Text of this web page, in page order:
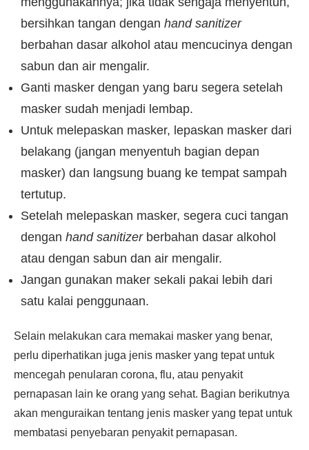
bersihkan tangan dengan hand sanitizer
berbahan dasar alkohol atau mencucinya dengan
sabun dan air mengalir.
Ganti masker dengan yang baru segera setelah
masker sudah menjadi lembap.
Untuk melepaskan masker, lepaskan masker dari
belakang (jangan menyentuh bagian depan
masker) dan langsung buang ke tempat sampah
tertutup.
Setelah melepaskan masker, segera cuci tangan
dengan hand sanitizerberbahan dasar alkohol
atau dengan sabun dan air mengalir.
Jangan gunakan maker sekali pakai lebih dari
satu kalai penggunaan.
Selain melakukan cara memakai masker yang benar,
perlu diperhatikan juga jenis masker yang tepat untuk
mencegah penularan corona, flu, atau penyakit
pernapasan lain ke orang yang sehat. Bagian berikutnya
akan menguraikan tentang jenis masker yang tepat untuk
membatasi penyebaran penyakit pernapasan.